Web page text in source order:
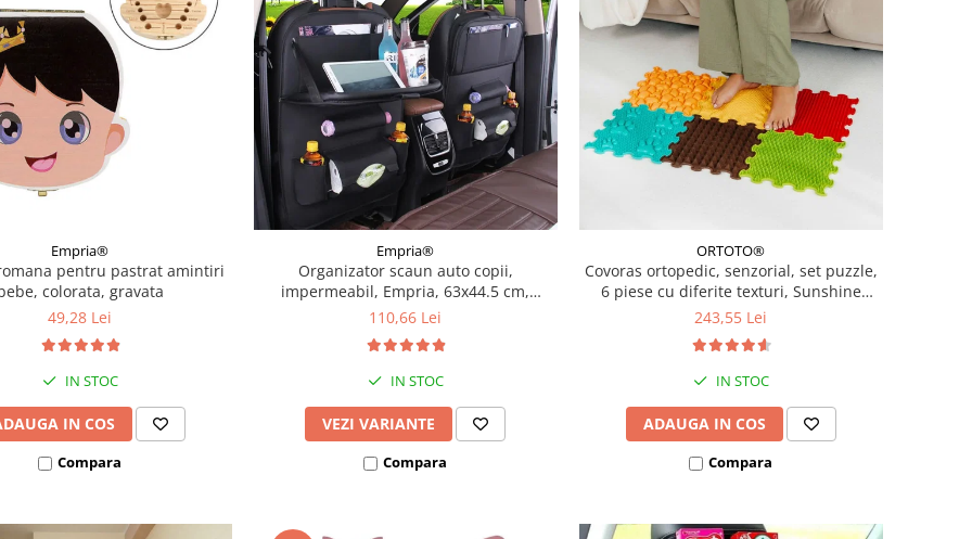
Empria®
pentru pastrat amintiri
colorata, gravata
49,28 Lei
IN STOC
IN COS
Compara
Empria®
Organizator scaun auto copii,
impermeabil, Empria, 63x44.5 cm,
Diverse culori
110,66 Lei
IN STOC
VEZI VARIANTE
Compara
ORTOTO®
Covoras ortopedic, senzorial, set puzzle,
6 piese cu diferite texturi, Sunshine
Garden
243,55 Lei
IN STOC
ADAUGA IN COS
Compara